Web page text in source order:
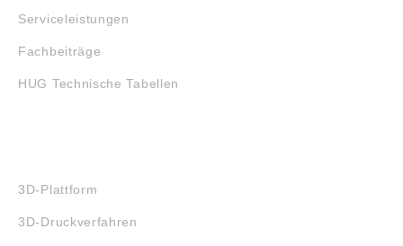
Serviceleistungen
Fachbeiträge
HUG Technische Tabellen
3D-Plattform
3D-Druckverfahren